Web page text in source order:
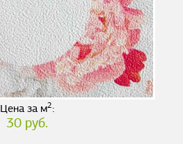
Цена за м2:
30 руб.